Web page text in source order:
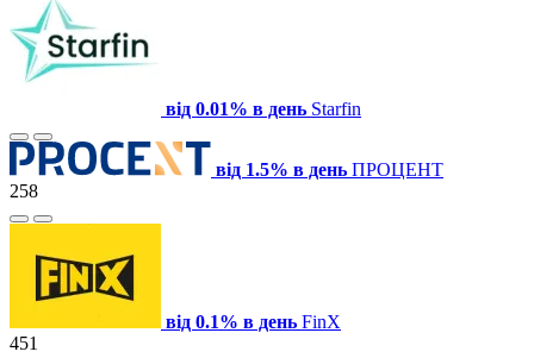
від 0.01% в день Starfin
від 1.5% в день ПРОЦЕНТ
258
від 0.1% в день FinX
451